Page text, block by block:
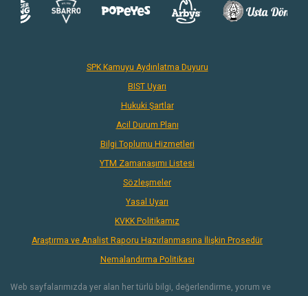
SPK Kamuyu Aydınlatma Duyuru
BIST Uyarı
Hukuki Şartlar
Acil Durum Planı
Bilgi Toplumu Hizmetleri
YTM Zamanaşımı Listesi
Sözleşmeler
Yasal Uyarı
KVKK Politikamız
Araştırma ve Analist Raporu Hazırlanmasına İlişkin Prosedür
Nemalandırma Politikası
Web sayfalarımızda yer alan her türlü bilgi, değerlendirme, yorum ve